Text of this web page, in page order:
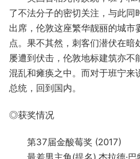
了不法分子的密切关注，与此
出席，伦敦这座繁华靓丽的城市
点。果不其然，刺客们潜伏在
屡遭到伏击，伦敦地标建筑亦不
混乱和瘫痪之中。而对于班宁来
总统，回到国内。
◎获奖情况
第37届金酸莓奖 (2017)